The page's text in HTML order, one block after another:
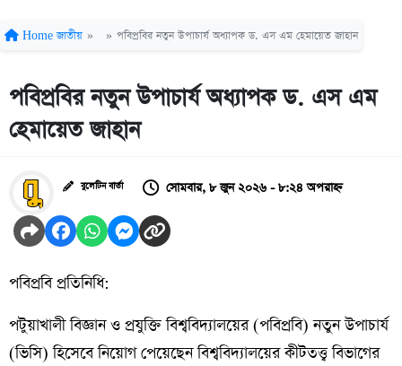
Home জাতীয় » » পবিপ্রবির নতুন উপাচার্য অধ্যাপক ড. এস এম হেমায়েত জাহান
পবিপ্রবির নতুন উপাচার্য অধ্যাপক ড. এস এম
হেমায়েত জাহান
বুলেটিন বার্তা সোমবার, ৮ জুন ২০২৬ - ৮:২৪ অপরাহ্ন
পবিপ্রবি প্রতিনিধি:
পটুয়াখালী বিজ্ঞান ও প্রযুক্তি বিশ্ববিদ্যালয়ের (পবিপ্রবি) নতুন উপাচার্য
(ভিসি) হিসেবে নিয়োগ পেয়েছেন বিশ্ববিদ্যালয়ের কীটতত্ত্ব বিভাগের